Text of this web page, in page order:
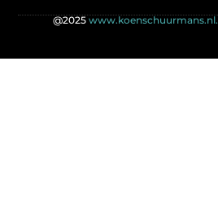
@2025 www.koenschuurmans.nl.